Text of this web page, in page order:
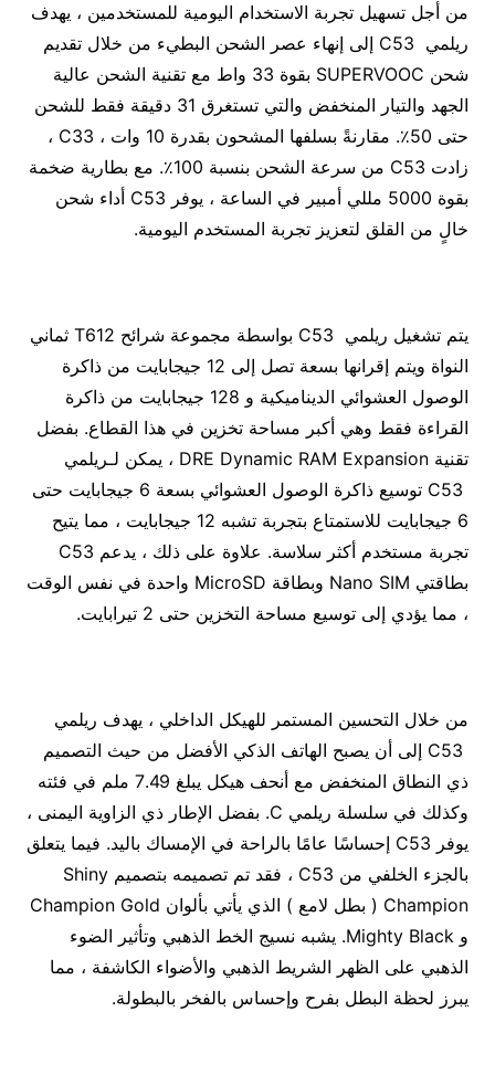
من أجل تسهيل تجربة الاستخدام اليومية للمستخدمين ، يهدف
ريلمي C53 إلى إنهاء عصر الشحن البطيء من خلال تقديم
شحن SUPERVOOC بقوة 33 واط مع تقنية الشحن عالية
الجهد والتيار المنخفض والتي تستغرق 31 دقيقة فقط للشحن
حتى 50٪. مقارنةً بسلفها المشحون بقدرة 10 وات ، C33 ،
زادت C53 من سرعة الشحن بنسبة 100٪. مع بطارية ضخمة
بقوة 5000 مللي أمبير في الساعة ، يوفر C53 أداء شحن
خالٍ من القلق لتعزيز تجربة المستخدم اليومية.
يتم تشغيل ريلمي C53 بواسطة مجموعة شرائح T612 ثماني
النواة ويتم إقرانها بسعة تصل إلى 12 جيجابايت من ذاكرة
الوصول العشوائي الديناميكية و 128 جيجابايت من ذاكرة
القراءة فقط وهي أكبر مساحة تخزين في هذا القطاع. بفضل
تقنية DRE Dynamic RAM Expansion ، يمكن لـريلمي
C53 توسيع ذاكرة الوصول العشوائي بسعة 6 جيجابايت حتى
6 جيجابايت للاستمتاع بتجربة تشبه 12 جيجابايت ، مما يتيح
تجربة مستخدم أكثر سلاسة. علاوة على ذلك ، يدعم C53
بطاقتي Nano SIM وبطاقة MicroSD واحدة في نفس الوقت
، مما يؤدي إلى توسيع مساحة التخزين حتى 2 تيرابايت.
من خلال التحسين المستمر للهيكل الداخلي ، يهدف ريلمي
C53 إلى أن يصبح الهاتف الذكي الأفضل من حيث التصميم
ذي النطاق المنخفض مع أنحف هيكل يبلغ 7.49 ملم في فئته
وكذلك في سلسلة ريلمي C. بفضل الإطار ذي الزاوية اليمنى ،
يوفر C53 إحساسًا عامًا بالراحة في الإمساك باليد. فيما يتعلق
بالجزء الخلفي من C53 ، فقد تم تصميمه بتصميم Shiny
Champion ( بطل لامع ) الذي يأتي بألوان Champion Gold
و Mighty Black. يشبه نسيج الخط الذهبي وتأثير الضوء
الذهبي على الظهر الشريط الذهبي والأضواء الكاشفة ، مما
يبرز لحظة البطل بفرح وإحساس بالفخر بالبطولة.